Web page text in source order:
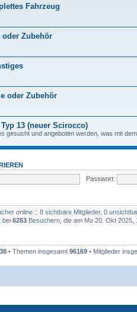
Fahrzeug
oder Zubehör
oder Zubehör
13 (neuer Scirocco)
gesucht und angeboten werden, was mit
Passwort:
online :: 8 sichtbare Mitglieder, 0
bei 6263 Besuchern, die am Mo 20. Okt 2025,
• Themen insgesamt 96169 • Mitglieder